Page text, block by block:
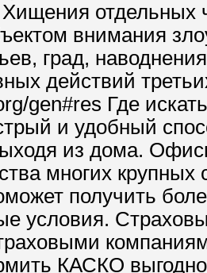
Хищения отдельных
внимания
град,
действий
gen#res Где
и удобный
из дома.
многих
получить
условия.
КАСКО